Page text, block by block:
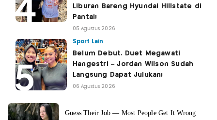
Liburan Bareng Hyundai Hillstate di
Pantai!
05 Agustus 2026
Sport Lain
Belum Debut, Duet Megawati
Hangestri – Jordan Wilson Sudah
Langsung Dapat Julukan!
06 Agustus 2026